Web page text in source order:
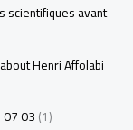
scientifiques avant
Henri Affolabi
03(1)